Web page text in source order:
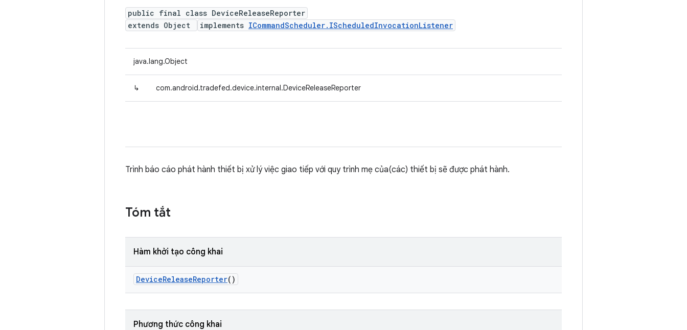
public final class DeviceReleaseReporter
extends Object
implements ICommandScheduler.IScheduledInvocationListener
java.lang.Object
↳ com.android.tradefed.device.internal.DeviceReleaseReporter
Trình báo cáo phát hành thiết bị xử lý việc giao tiếp với quy trình mẹ của(các) thiết bị sẽ được phát hành.
Tóm tắt
Hàm khởi tạo công khai
DeviceReleaseReporter()
Phương thức công khai